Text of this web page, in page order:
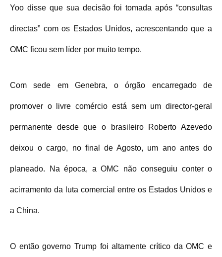
Yoo disse que sua decisão foi tomada após “consultas
directas” com os Estados Unidos, acrescentando que a
OMC ficou sem líder por muito tempo.
Com sede em Genebra, o órgão encarregado de
promover o livre comércio está sem um director-geral
permanente desde que o brasileiro Roberto Azevedo
deixou o cargo, no final de Agosto, um ano antes do
planeado. Na época, a OMC não conseguiu conter o
acirramento da luta comercial entre os Estados Unidos e
a China.
O então governo Trump foi altamente crítico da OMC e